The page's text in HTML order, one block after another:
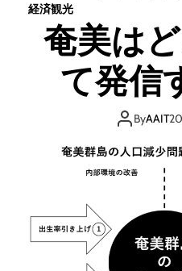
経済観光
奄美は
て発信
ByAAIT